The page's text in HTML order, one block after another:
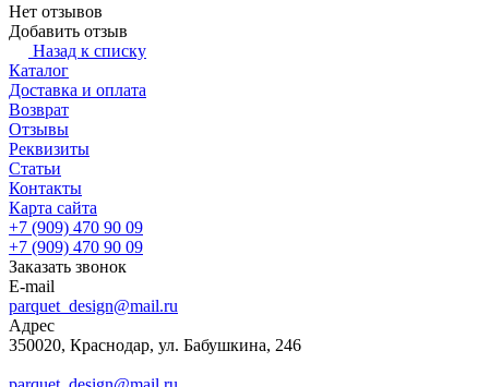
Нет отзывов
Добавить отзыв
Назад к списку
Каталог
Доставка и оплата
Возврат
Отзывы
Реквизиты
Статьи
Контакты
Карта сайта
+7 (909) 470 90 09
+7 (909) 470 90 09
Заказать звонок
E-mail
parquet_design@mail.ru
Адрес
350020, Краснодар, ул. Бабушкина, 246